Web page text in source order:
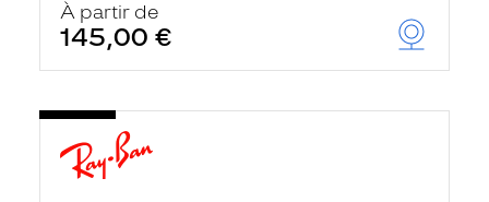
À partir de
145,00 €